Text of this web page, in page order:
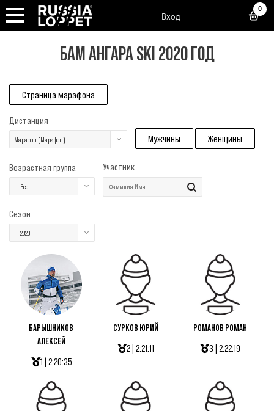
Вход
0
БАМ АНГАРА SKI 2020 ГОД
Страница марафона
Дистанция
Марафон (Марафон) Мужчины Женщины
Возрастная группа
Все
Участник
Сезон
2020
БАРЫШНИКОВ
АЛЕКСЕЙ
1 | 2:20:35
СУРКОВ ЮРИЙ
2 | 2:21:11
РОМАНОВ РОМАН
3 | 2:22:19